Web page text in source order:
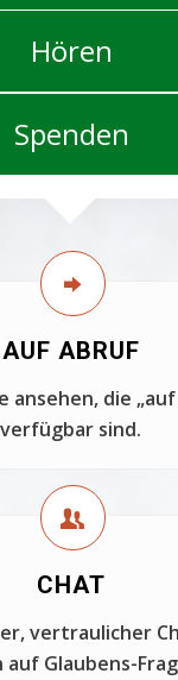
Hören
Spenden
AUF ABRUF
ansehen, die
verfügbar sind.
CHAT
vertraulicher
Glaubens-